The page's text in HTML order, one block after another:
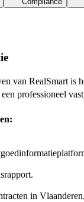
van RealSmart
professioneel
in